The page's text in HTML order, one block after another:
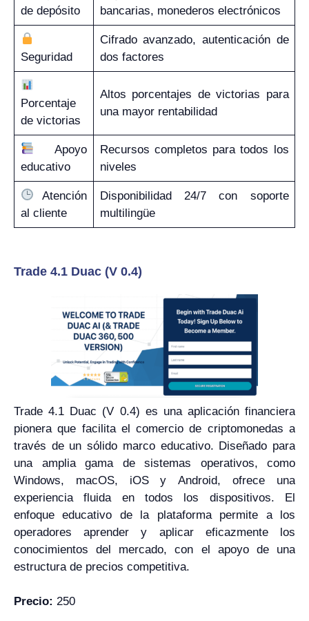
de depósito
bancarias, monederos electrónicos
Seguridad
Cifrado avanzado, autenticación de
dos factores
Porcentaje
de victorias
Altos porcentajes de victorias para
una mayor rentabilidad
Apoyo
educativo
Recursos completos para todos los
niveles
Atención
al cliente
Disponibilidad 24/7 con soporte
multilingüe
Trade 4.1 Duac (V 0.4)
Trade 4.1 Duac (V 0.4) es una aplicación financiera
pionera que facilita el comercio de criptomonedas a
través de un sólido marco educativo. Diseñado para
una amplia gama de sistemas operativos, como
Windows, macOS, iOS y Android, ofrece una
experiencia fluida en todos los dispositivos. El
enfoque educativo de la plataforma permite a los
operadores aprender y aplicar eficazmente los
conocimientos del mercado, con el apoyo de una
estructura de precios competitiva.
Precio: 250